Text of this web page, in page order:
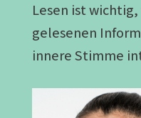
Lesen ist
gelesenen
innere Stimme